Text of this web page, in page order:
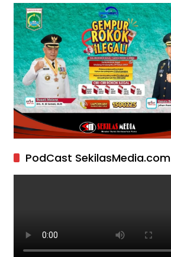
PodCast SekilasMedia.com